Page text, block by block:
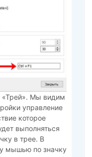
«Трей». Мы видим
управление
которое
выполняться
в трее. В
мышью по значку